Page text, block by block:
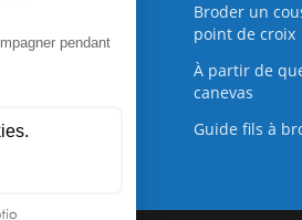
Broder un
point de croix
À partir de
canevas
Guide fils à